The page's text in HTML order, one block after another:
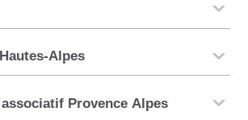
Alpes
Provence Alpes